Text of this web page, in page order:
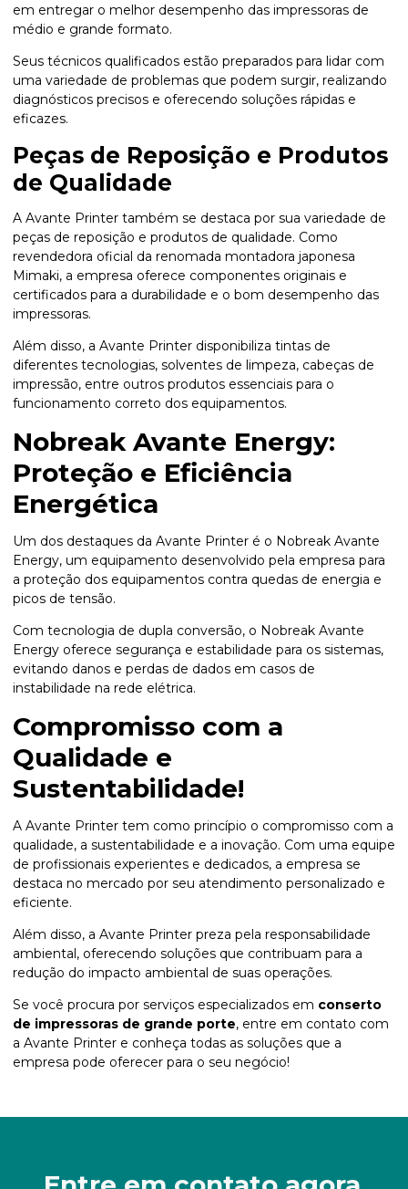
em entregar o melhor desempenho das impressoras de
médio e grande formato.
Seus técnicos qualificados estão preparados para lidar com
uma variedade de problemas que podem surgir, realizando
diagnósticos precisos e oferecendo soluções rápidas e
eficazes.
Peças de Reposição e Produtos
de Qualidade
A Avante Printer também se destaca por sua variedade de
peças de reposição e produtos de qualidade. Como
revendedora oficial da renomada montadora japonesa
Mimaki, a empresa oferece componentes originais e
certificados para a durabilidade e o bom desempenho das
impressoras.
Além disso, a Avante Printer disponibiliza tintas de
diferentes tecnologias, solventes de limpeza, cabeças de
impressão, entre outros produtos essenciais para o
funcionamento correto dos equipamentos.
Nobreak Avante Energy:
Proteção e Eficiência
Energética
Um dos destaques da Avante Printer é o Nobreak Avante
Energy, um equipamento desenvolvido pela empresa para
a proteção dos equipamentos contra quedas de energia e
picos de tensão.
Com tecnologia de dupla conversão, o Nobreak Avante
Energy oferece segurança e estabilidade para os sistemas,
evitando danos e perdas de dados em casos de
instabilidade na rede elétrica.
Compromisso com a
Qualidade e
Sustentabilidade!
A Avante Printer tem como princípio o compromisso com a
qualidade, a sustentabilidade e a inovação. Com uma equipe
de profissionais experientes e dedicados, a empresa se
destaca no mercado por seu atendimento personalizado e
eficiente.
Além disso, a Avante Printer preza pela responsabilidade
ambiental, oferecendo soluções que contribuam para a
redução do impacto ambiental de suas operações.
Se você procura por serviços especializados em conserto
de impressoras de grande porte, entre em contato com
a Avante Printer e conheça todas as soluções que a
empresa pode oferecer para o seu negócio!